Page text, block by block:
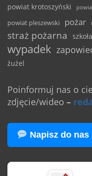
powiat krotoszyński
powiat pleszewski pożar
straż pożarna szkoła
wypadek
żużel
Poinformuj nas o
zdjęcie/wideo –
Napisz do nas